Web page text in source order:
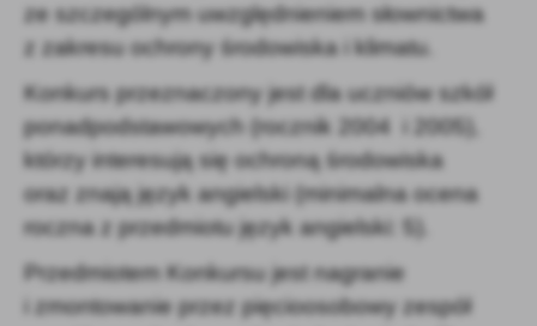
ze szczególnym uwzględnieniem słownictwa
z zakresu ochrony środowiska i klimatu.
Konkurs przeznaczony jest dla uczniów szkół
ponadpodstawowych (rocznik 2004
i 2005),
którzy interesują się ochroną środowiska
oraz znają język angielski (minimalna ocena
roczna z przedmiotu język angielski: 5).
Przedmiotem Konkursu jest nagranie
i zmontowanie przez pięcioosobowy zespół